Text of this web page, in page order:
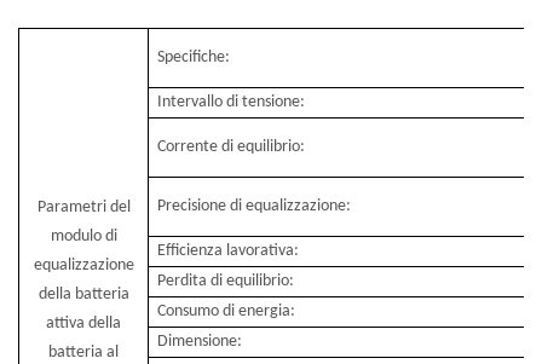
Parametri del
modulo di
equalizzazione
della batteria
attiva della
batteria al
Specifiche:
Intervallo di tensione:
Corrente di equilibrio:
Precisione di equalizzazione:
Efficienza lavorativa:
Perdita di equilibrio:
Consumo di energia:
Dimensione: